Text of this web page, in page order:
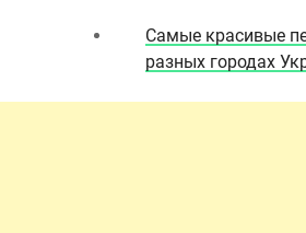
Самые красивые
разных городах